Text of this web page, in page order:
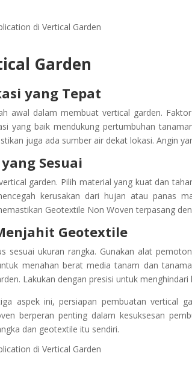
Garden
yang Tepat
awal dalam membuat vertical garden.
yang baik mendukung pertumbuhan
juga ada sumber air dekat lokasi. Angin
Sesuai
garden. Pilih material yang kuat dan
kerusakan dari hujan atau panas
Geotextile Non Woven terpasang
Geotextile
sesuai ukuran rangka. Gunakan alat
menahan berat media tanam dan
Lakukan dengan presisi untuk
aspek ini, persiapan pembuatan vertical
berperan penting dalam kesuksesan
dan geotextile itu sendiri.